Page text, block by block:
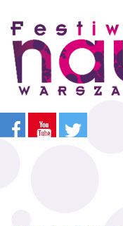
Przejdź
treści